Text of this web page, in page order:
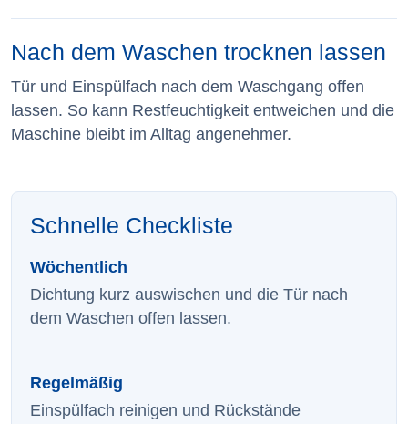
Nach dem Waschen trocknen lassen
Tür und Einspülfach nach dem Waschgang offen
lassen. So kann Restfeuchtigkeit entweichen und die
Maschine bleibt im Alltag angenehmer.
Schnelle Checkliste
Wöchentlich
Dichtung kurz auswischen und die Tür nach
dem Waschen offen lassen.
Regelmäßig
Einspülfach reinigen und Rückstände